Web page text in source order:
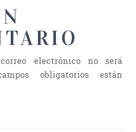
electrónico no será
obligatorios están